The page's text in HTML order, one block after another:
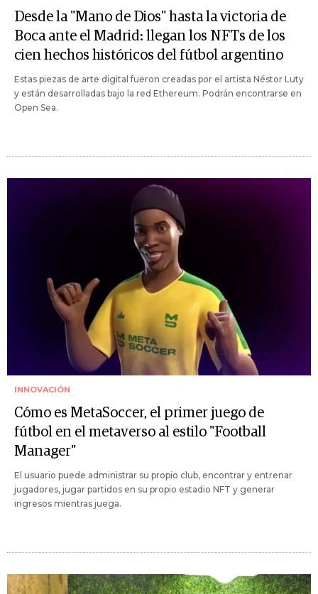
Desde la "Mano de Dios" hasta la victoria de
Boca ante el Madrid: llegan los NFTs de los
cien hechos históricos del fútbol argentino
Estas piezas de arte digital fueron creadas por el artista Néstor Luty
y están desarrolladas bajo la red Ethereum. Podrán encontrarse en
Open Sea.
INNOVACIÓN
Cómo es MetaSoccer, el primer juego de
fútbol en el metaverso al estilo "Football
Manager"
El usuario puede administrar su propio club, encontrar y entrenar
jugadores, jugar partidos en su propio estadio NFT y generar
ingresos mientras juega.